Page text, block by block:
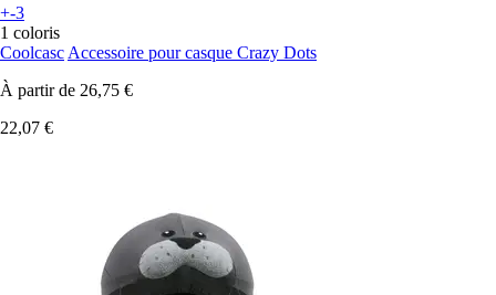
+-3
1 coloris
Coolcasc Accessoire pour casque Crazy Dots
À partir de 26,75 €
22,07 €